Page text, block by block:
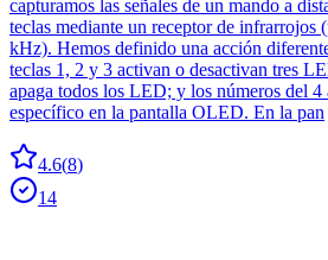
capturamos las señales de un mando a
teclas mediante un receptor de infrarrojos
kHz). Hemos definido una acción
teclas 1, 2 y 3 activan o desactivan tres
apaga todos los LED; y los números del 4
específico en la pantalla OLED. En la pan
4.6(8)
14